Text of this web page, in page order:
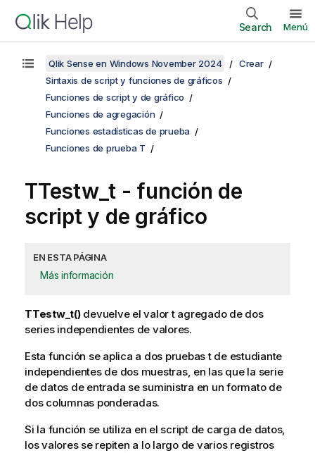
Search Menú
Qlik Sense en Windows November 2024
Crear
Sintaxis de script y funciones de gráficos
Funciones de script y de gráfico
Funciones de agregación
Funciones estadísticas de prueba
Funciones de prueba T
TTestw_t - función de
script y de gráfico
EN ESTA PÁGINA
Más información
TTestw_t()devuelve el valor t agregado de dos
series independientes de valores.
Esta función se aplica a dos pruebas t de estudiante
independientes de dos muestras, en las que la serie
de datos de entrada se suministra en un formato de
dos columnas ponderadas.
Si la función se utiliza en el script de carga de datos,
los valores se repiten a lo largo de varios registros